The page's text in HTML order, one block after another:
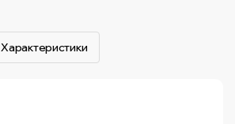
Характеристики